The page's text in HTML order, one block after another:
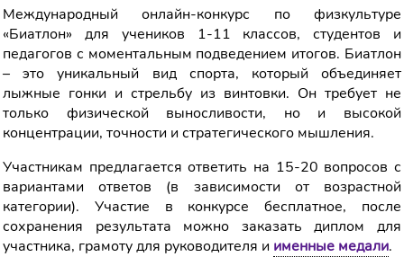
Международный онлайн-конкурс по физкультуре
«Биатлон» для учеников 1-11 классов, студентов и
педагогов с моментальным подведением итогов. Биатлон
– это уникальный вид спорта, который объединяет
лыжные гонки и стрельбу из винтовки. Он требует не
только физической выносливости, но и высокой
концентрации, точности и стратегического мышления.
Участникам предлагается ответить на 15-20 вопросов с
вариантами ответов (в зависимости от возрастной
категории). Участие в конкурсе бесплатное, после
сохранения результата можно заказать диплом для
участника, грамоту для руководителя и именные медали.